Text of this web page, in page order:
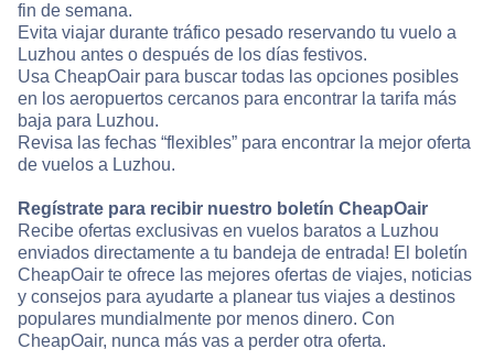
fin de semana.
Evita viajar durante tráfico pesado reservando tu vuelo a
Luzhou antes o después de los días festivos.
Usa CheapOair para buscar todas las opciones posibles
en los aeropuertos cercanos para encontrar la tarifa más
baja para Luzhou.
Revisa las fechas “flexibles” para encontrar la mejor oferta
de vuelos a Luzhou.
Regístrate para recibir nuestro boletín CheapOair
Recibe ofertas exclusivas en vuelos baratos a Luzhou
enviados directamente a tu bandeja de entrada! El boletín
CheapOair te ofrece las mejores ofertas de viajes, noticias
y consejos para ayudarte a planear tus viajes a destinos
populares mundialmente por menos dinero. Con
CheapOair, nunca más vas a perder otra oferta.